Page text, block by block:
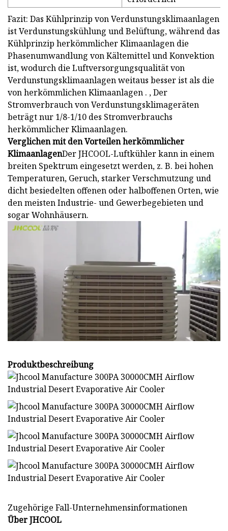
Fazit: Das Kühlprinzip von Verdunstungsklimaanlagen
ist Verdunstungskühlung und Belüftung, während das
Kühlprinzip herkömmlicher Klimaanlagen die
Phasenumwandlung von Kältemittel und Konvektion
ist, wodurch die Luftversorgungsqualität von
Verdunstungsklimaanlagen weitaus besser ist als die
von herkömmlichen Klimaanlagen . , Der
Stromverbrauch von Verdunstungsklimageräten
beträgt nur 1/8-1/10 des Stromverbrauchs
herkömmlicher Klimaanlagen.
Verglichen mit den Vorteilen herkömmlicher
KlimaanlagenDer JHCOOL-Luftkühler kann in einem
breiten Spektrum eingesetzt werden, z. B. bei hohen
Temperaturen, Geruch, starker Verschmutzung und
dicht besiedelten offenen oder halboffenen Orten, wie
den meisten Industrie- und Gewerbegebieten und
sogar Wohnhäusern.
Produktbeschreibung
Zugehörige Fall-Unternehmensinformationen
Über JHCOOL